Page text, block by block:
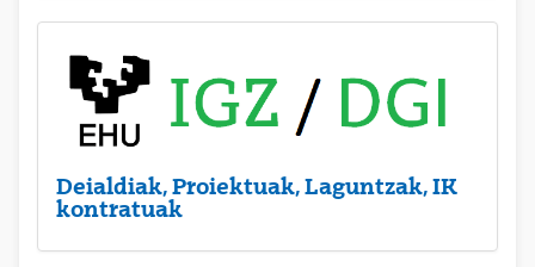
Deialdiak, Proiektuak, Laguntzak, IK
kontratuak